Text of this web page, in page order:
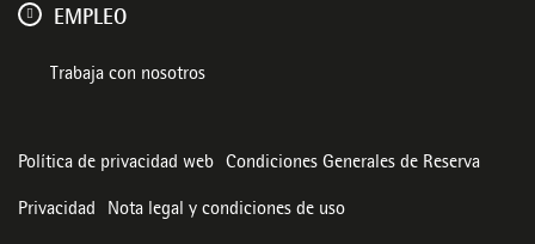
EMPLEO
Trabaja con nosotros
Política de privacidad web Condiciones Generales de Reserva
Privacidad Nota legal y condiciones de uso